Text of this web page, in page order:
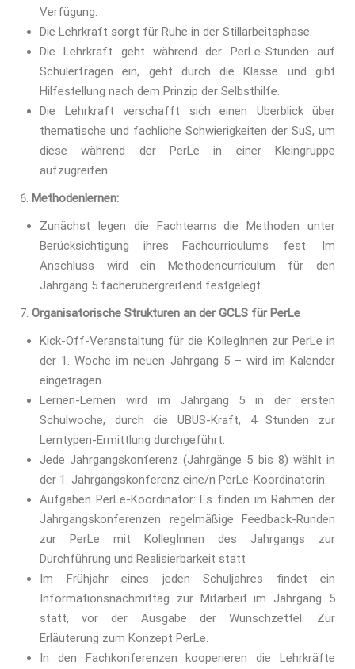
Verfügung.
Die Lehrkraft sorgt für Ruhe in der Stillarbeitsphase.
Die Lehrkraft geht während der PerLe-Stunden auf
Schülerfragen ein, geht durch die Klasse und gibt
Hilfestellung nach dem Prinzip der Selbsthilfe.
Die Lehrkraft verschafft sich einen Überblick über
thematische und fachliche Schwierigkeiten der SuS, um
diese während der PerLe in einer Kleingruppe
aufzugreifen.
Methodenlernen:
Zunächst legen die Fachteams die Methoden unter
Berücksichtigung ihres Fachcurriculums fest. Im
Anschluss wird ein Methodencurriculum für den
Jahrgang 5 fächerübergreifend festgelegt.
Organisatorische Strukturen an der GCLS für PerLe
Kick-Off-Veranstaltung für die KollegInnen zur PerLe in
der 1. Woche im neuen Jahrgang 5 – wird im Kalender
eingetragen.
Lernen-Lernen wird im Jahrgang 5 in der ersten
Schulwoche, durch die UBUS-Kraft, 4 Stunden zur
Lerntypen-Ermittlung durchgeführt.
Jede Jahrgangskonferenz (Jahrgänge 5 bis 8) wählt in
der 1. Jahrgangskonferenz eine/n PerLe-Koordinatorin.
Aufgaben PerLe-Koordinator: Es finden im Rahmen der
Jahrgangskonferenzen regelmäßige Feedback-Runden
zur PerLe mit KollegInnen des Jahrgangs zur
Durchführung und Realisierbarkeit statt
Im Frühjahr eines jeden Schuljahres findet ein
Informationsnachmittag zur Mitarbeit im Jahrgang 5
statt, vor der Ausgabe der Wunschzettel. Zur
Erläuterung zum Konzept PerLe.
In den Fachkonferenzen kooperieren die Lehrkräfte